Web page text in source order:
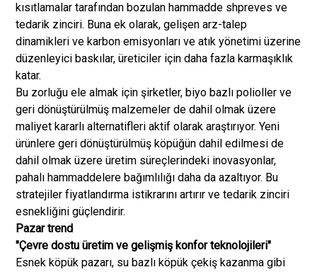
kısıtlamalar tarafından bozulan hammadde shpreves ve
tedarik zinciri. Buna ek olarak, gelişen arz-talep
dinamikleri ve karbon emisyonları ve atık yönetimi üzerine
düzenleyici baskılar, üreticiler için daha fazla karmaşıklık
katar.
Bu zorluğu ele almak için şirketler, biyo bazlı polioller ve
geri dönüştürülmüş malzemeler de dahil olmak üzere
maliyet kararlı alternatifleri aktif olarak araştırıyor. Yeni
ürünlere geri dönüştürülmüş köpüğün dahil edilmesi de
dahil olmak üzere üretim süreçlerindeki inovasyonlar,
pahalı hammaddelere bağımlılığı daha da azaltıyor. Bu
stratejiler fiyatlandırma istikrarını artırır ve tedarik zinciri
esnekliğini güçlendirir.
Pazar trend
"Çevre dostu üretim ve gelişmiş konfor teknolojileri"
Esnek köpük pazarı, su bazlı köpük çekiş kazanma gibi